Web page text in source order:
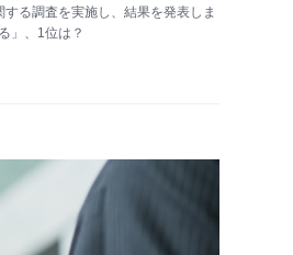
る調査を実施し、結果を発表しま
」、1位は？